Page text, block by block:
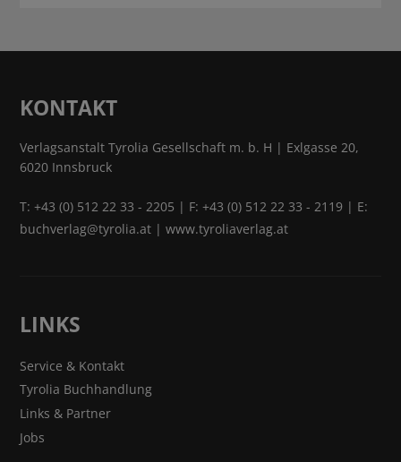
KONTAKT
Verlagsanstalt Tyrolia Gesellschaft m. b. H | Exlgasse 20,
6020 Innsbruck
T:+43 (0) 512 22 33 - 2205 | F: +43 (0) 512 22 33 - 2119 | E:
buchverlag@tyrolia.at |www.tyroliaverlag.at
LINKS
Service & Kontakt
Tyrolia Buchhandlung
Links & Partner
Jobs